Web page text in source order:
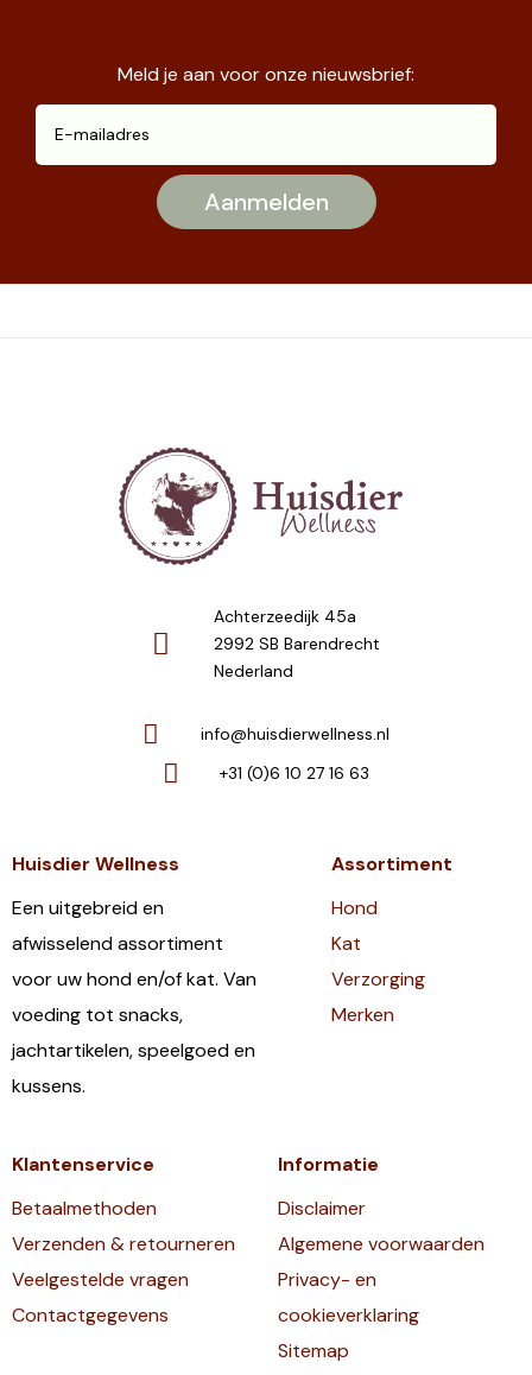
Meld je aan voor onze nieuwsbrief:
Achterzeedijk 45a
2992 SB Barendrecht
Nederland
info@huisdierwellness.nl
+31 (0)6 10 27 16 63
Huisdier Wellness
Een uitgebreid en
afwisselend assortiment
voor uw hond en/of kat. Van
voeding tot snacks,
jachtartikelen, speelgoed en
kussens.
Assortiment
Hond
Kat
Verzorging
Merken
Klantenservice
Betaalmethoden
Verzenden & retourneren
Veelgestelde vragen
Contactgegevens
Informatie
Disclaimer
Algemene voorwaarden
Privacy- en
cookieverklaring
Sitemap